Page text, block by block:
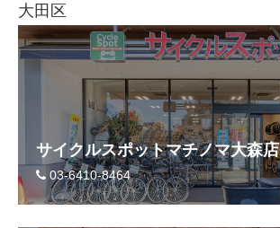
法人様向け割引
その他
お問い合わせ
会社概要
大田区
サイクルスポットマチノマ大森店
03-6410-8464